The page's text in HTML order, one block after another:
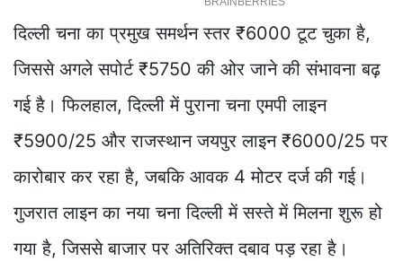
दिल्ली चना का प्रमुख समर्थन स्तर ₹6000 टूट चुका है,
जिससे अगले सपोर्ट ₹5750 की ओर जाने की संभावना बढ़
गई है। फिलहाल, दिल्ली में पुराना चना एमपी लाइन
₹5900/25 और राजस्थान जयपुर लाइन ₹6000/25 पर
कारोबार कर रहा है, जबकि आवक 4 मोटर दर्ज की गई।
गुजरात लाइन का नया चना दिल्ली में सस्ते में मिलना शुरू हो
गया है, जिससे बाजार पर अतिरिक्त दबाव पड़ रहा है।